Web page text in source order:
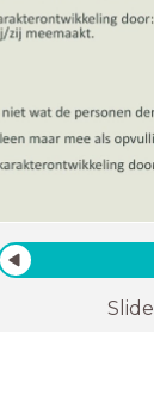
Slide